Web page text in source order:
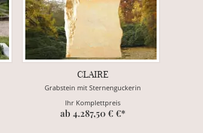
CLAIRE
Grabstein mit Sternenguckerin
Ihr Komplettpreis
ab 4.287,50 € €*